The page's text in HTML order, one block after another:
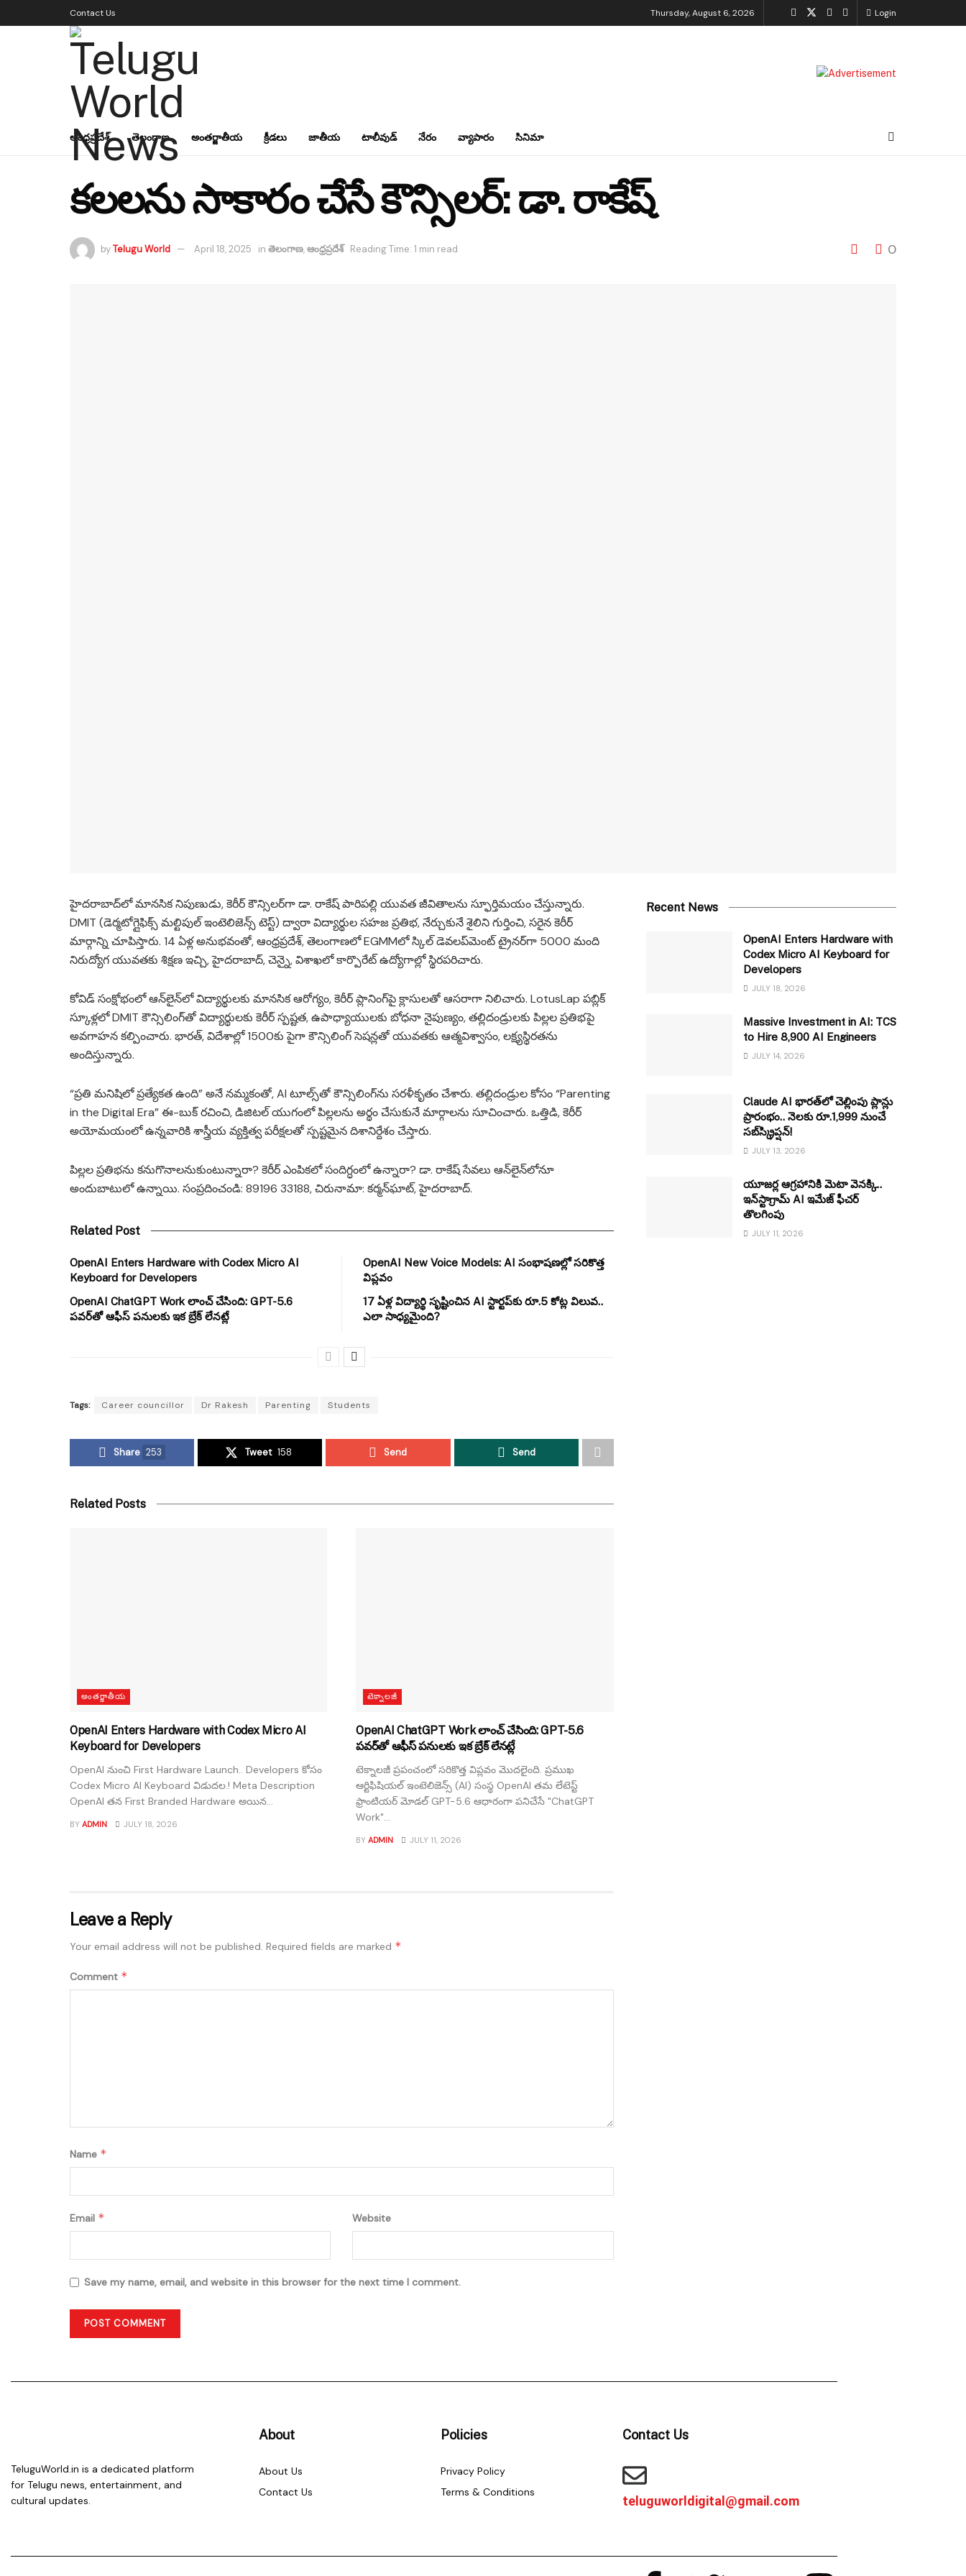
Contact Us Thursday, August 6, 2026 Login
ఆంధ్రప్రదేశ్ తెలంగాణ అంతర్జాతీయ క్రీడలు జాతీయ టాలీవుడ్ నేరం వ్యాపారం సినిమా
కలలను సాకారం చేసే కౌన్సిలర్: డా. రాకేష్
byTelugu World April 18, 2025 in తెలంగాణ,ఆంధ్రప్రదేశ్ Reading Time: 1 min read 0
హైదరాబాద్‌లో మానసిక నిపుణుడు, కెరీర్ కౌన్సిలర్‌గా డా. రాకేష్ పారిపల్లి యువత జీవితాలను స్ఫూర్తిమయం చేస్తున్నారు.
DMIT (డెర్మటోగ్లైఫిక్స్ మల్టిపుల్ ఇంటెలిజెన్స్ టెస్ట్) ద్వారా విద్యార్థుల సహజ ప్రతిభ, నేర్చుకునే శైలిని గుర్తించి, సరైన కెరీర్
మార్గాన్ని చూపిస్తారు. 14 ఏళ్ల అనుభవంతో, ఆంధ్రప్రదేశ్, తెలంగాణలో EGMMలో స్కిల్ డెవలప్‌మెంట్ ట్రైనర్‌గా 5000 మంది
నిరుద్యోగ యువతకు శిక్షణ ఇచ్చి, హైదరాబాద్, చెన్నై, విశాఖలో కార్పొరేట్ ఉద్యోగాల్లో స్థిరపరిచారు.
కోవిడ్ సంక్షోభంలో ఆన్‌లైన్‌లో విద్యార్థులకు మానసిక ఆరోగ్యం, కెరీర్ ప్లానింగ్‌పై క్లాసులతో ఆసరాగా నిలిచారు. LotusLap పబ్లిక్
స్కూళ్లలో DMIT కౌన్సిలింగ్‌తో విద్యార్థులకు కెరీర్ స్పష్టత, ఉపాధ్యాయులకు బోధనా నైపుణ్యం, తల్లిదండ్రులకు పిల్లల ప్రతిభపై
అవగాహన కల్పించారు. భారత్, విదేశాల్లో 1500కు పైగా కౌన్సిలింగ్ సెషన్లతో యువతకు ఆత్మవిశ్వాసం, లక్ష్యస్థిరతను
అందిస్తున్నారు.
“ప్రతి మనిషిలో ప్రత్యేకత ఉంది” అనే నమ్మకంతో, AI టూల్స్‌తో కౌన్సిలింగ్‌ను సరళీకృతం చేశారు. తల్లిదండ్రుల కోసం “Parenting
in the Digital Era” ఈ-బుక్ రచించి, డిజిటల్ యుగంలో పిల్లలను అర్థం చేసుకునే మార్గాలను సూచించారు. ఒత్తిడి, కెరీర్
అయోమయంలో ఉన్నవారికి శాస్త్రీయ వ్యక్తిత్వ పరీక్షలతో స్పష్టమైన దిశానిర్దేశం చేస్తారు.
పిల్లల ప్రతిభను కనుగొనాలనుకుంటున్నారా? కెరీర్ ఎంపికలో సందిగ్ధంలో ఉన్నారా? డా. రాకేష్ సేవలు ఆన్‌లైన్‌లోనూ
అందుబాటులో ఉన్నాయి. సంప్రదించండి: 89196 33188, చిరునామా: కర్మన్‌ఘాట్, హైదరాబాద్.
Related Post
OpenAI Enters Hardware with Codex Micro AI
Keyboard for Developers
OpenAI ChatGPT Work లాంచ్ చేసింది: GPT-5.6
పవర్‌తో ఆఫీస్ పనులకు ఇక బ్రేక్ లేనట్లే
OpenAI New Voice Models: AI సంభాషణల్లో సరికొత్త
విప్లవం
17 ఏళ్ల విద్యార్థి సృష్టించిన AI స్టార్టప్‌కు రూ.5 కోట్ల విలువ..
ఎలా సాధ్యమైంది?
Tags: Career councillor Dr Rakesh Parenting Students
Share 253 Tweet 158 Send Send
Related Posts
అంతర్జాతీయ
OpenAI Enters Hardware with Codex Micro AI
Keyboard for Developers
OpenAI నుంచి First Hardware Launch.. Developers కోసం
Codex Micro AI Keyboard విడుదల.! Meta Description
OpenAI తన First Branded Hardware అయిన...
BY ADMIN JULY 18, 2026
టెక్నాలజీ
OpenAI ChatGPT Work లాంచ్ చేసింది: GPT-5.6
పవర్‌తో ఆఫీస్ పనులకు ఇక బ్రేక్ లేనట్లే
టెక్నాలజీ ప్రపంచంలో సరికొత్త విప్లవం మొదలైంది. ప్రముఖ
ఆర్టిఫిషియల్ ఇంటెలిజెన్స్ (AI) సంస్థ OpenAI తమ లేటెస్ట్
ఫ్రాంటియర్ మోడల్ GPT-5.6 ఆధారంగా పనిచేసే "ChatGPT
Work"...
BY ADMIN JULY 11, 2026
Leave a Reply
Your email address will not be published. Required fields are marked *
Comment *
Name *
Email * Website
Save my name, email, and website in this browser for the next time I comment.
Recent News
OpenAI Enters Hardware with
Codex Micro AI Keyboard for
Developers
JULY 18, 2026
Massive Investment in AI: TCS
to Hire 8,900 AI Engineers
JULY 14, 2026
Claude AI భారత్‌లో చెల్లింపు ప్లాన్లు
ప్రారంభం.. నెలకు రూ.1,999 నుంచే
సబ్‌స్క్రిప్షన్!
JULY 13, 2026
యూజర్ల ఆగ్రహానికి మెటా వెనక్కి..
ఇన్‌స్టాగ్రామ్ AI ఇమేజ్ ఫీచర్
తొలగింపు
JULY 11, 2026
TeluguWorld.in is a dedicated platform
for Telugu news, entertainment, and
cultural updates.
About
About Us
Contact Us
Policies
Privacy Policy
Terms & Conditions
Contact Us
teluguworldigital@gmail.com